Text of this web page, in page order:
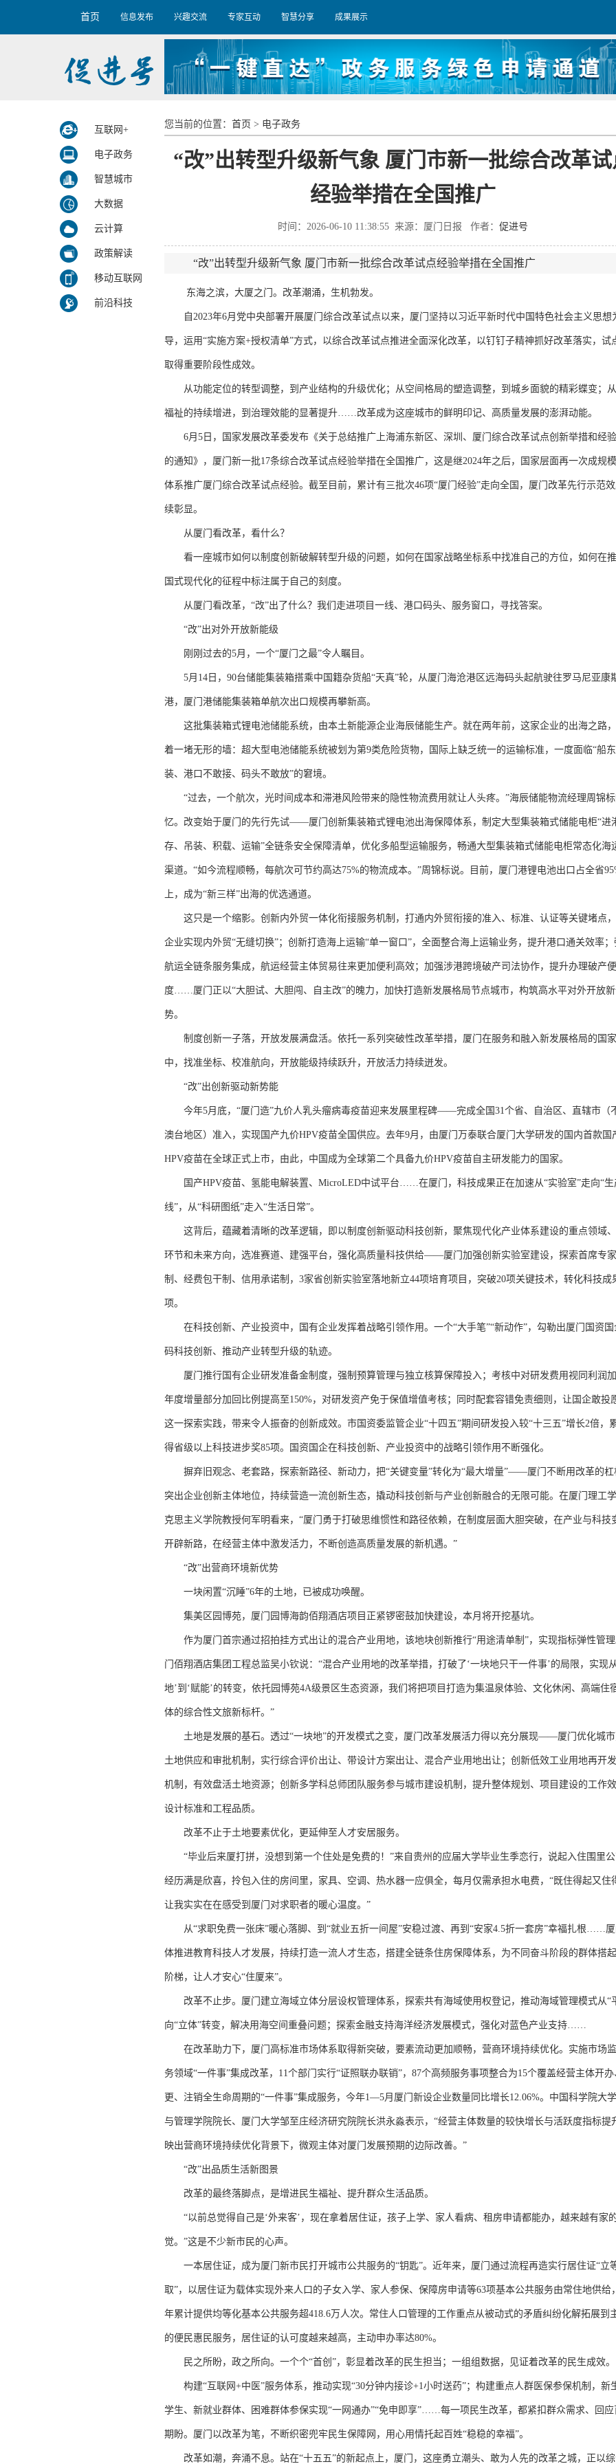
首页 信息发布 兴趣交流 专家互动 智慧分享 成果展示
互联网+
电子政务
智慧城市
大数据
云计算
政策解读
移动互联网
前沿科技
您当前的位置： 首页 > 电子政务
“改”出转型升级新气象 厦门市新一批综合改革试
经验举措在全国推广
时间：2026-06-10 11:38:55 来源：厦门日报 作者： 促进号
“改”出转型升级新气象 厦门市新一批综合改革试点经验举措在全国推广
东海之滨，大厦之门。改革潮涌，生机勃发。
自2023年6月党中央部署开展厦门综合改革试点以来，厦门坚持以习近平新时代中国特色社会主义思想
导，运用“实施方案+授权清单”方式，以综合改革试点推进全面深化改革，以钉钉子精神抓好改革落实，试
取得重要阶段性成效。
从功能定位的转型调整，到产业结构的升级优化；从空间格局的塑造调整，到城乡面貌的精彩蝶变；
福祉的持续增进，到治理效能的显著提升……改革成为这座城市的鲜明印记、高质量发展的澎湃动能。
6月5日，国家发展改革委发布《关于总结推广上海浦东新区、深圳、厦门综合改革试点创新举措和经
的通知》，厦门新一批17条综合改革试点经验举措在全国推广，这是继2024年之后，国家层面再一次成规
体系推广厦门综合改革试点经验。截至目前，累计有三批次46项“厦门经验”走向全国，厦门改革先行示范
续彰显。
从厦门看改革，看什么？
看一座城市如何以制度创新破解转型升级的问题，如何在国家战略坐标系中找准自己的方位，如何在
国式现代化的征程中标注属于自己的刻度。
从厦门看改革，“改”出了什么？我们走进项目一线、港口码头、服务窗口，寻找答案。
“改”出对外开放新能级
刚刚过去的5月，一个“厦门之最”令人瞩目。
5月14日，90台储能集装箱搭乘中国籍杂货船“天真”轮，从厦门海沧港区远海码头起航驶往罗马尼亚康
港，厦门港储能集装箱单航次出口规模再攀新高。
这批集装箱式锂电池储能系统，由本土新能源企业海辰储能生产。就在两年前，这家企业的出海之路
着一堵无形的墙：超大型电池储能系统被划为第9类危险货物，国际上缺乏统一的运输标准，一度面临“船
装、港口不敢接、码头不敢放”的窘境。
“过去，一个航次，光时间成本和滞港风险带来的隐性物流费用就让人头疼。”海辰储能物流经理周锦标
忆。改变始于厦门的先行先试——厦门创新集装箱式锂电池出海保障体系，制定大型集装箱式储能电柜“进
存、吊装、积载、运输”全链条安全保障清单，优化多船型运输服务，畅通大型集装箱式储能电柜常态化海
渠道。“如今流程顺畅，每航次可节约高达75%的物流成本。”周锦标说。目前，厦门港锂电池出口占全省
上，成为“新三样”出海的优选通道。
这只是一个缩影。创新内外贸一体化衔接服务机制，打通内外贸衔接的准入、标准、认证等关键堵点
企业实现内外贸“无缝切换”；创新打造海上运输“单一窗口”，全面整合海上运输业务，提升港口通关效率；
航运全链条服务集成，航运经营主体贸易往来更加便利高效；加强涉港跨境破产司法协作，提升办理破产便
度……厦门正以“大胆试、大胆闯、自主改”的魄力，加快打造新发展格局节点城市，构筑高水平对外开放
势。
制度创新一子落，开放发展满盘活。依托一系列突破性改革举措，厦门在服务和融入新发展格局的国
中，找准坐标、校准航向，开放能级持续跃升，开放活力持续迸发。
“改”出创新驱动新势能
今年5月底，“厦门造”九价人乳头瘤病毒疫苗迎来发展里程碑——完成全国31个省、自治区、直辖市（
澳台地区）准入，实现国产九价HPV疫苗全国供应。去年9月，由厦门万泰联合厦门大学研发的国内首款国
HPV疫苗在全球正式上市，由此，中国成为全球第二个具备九价HPV疫苗自主研发能力的国家。
国产HPV疫苗、氢能电解装置、MicroLED中试平台……在厦门，科技成果正在加速从“实验室”走向“生
线”，从“科研图纸”走入“生活日常”。
这背后，蕴藏着清晰的改革逻辑，即以制度创新驱动科技创新，聚焦现代化产业体系建设的重点领域
环节和未来方向，选准赛道、建强平台，强化高质量科技供给——厦门加强创新实验室建设，探索首席专
制、经费包干制、信用承诺制，3家省创新实验室落地新立44项培育项目，突破20项关键技术，转化科技成
项。
在科技创新、产业投资中，国有企业发挥着战略引领作用。一个“大手笔”“新动作”，勾勒出厦门国资国
码科技创新、推动产业转型升级的轨迹。
厦门推行国有企业研发准备金制度，强制预算管理与独立核算保障投入；考核中对研发费用视同利润加
年度增量部分加回比例提高至150%，对研发资产免于保值增值考核；同时配套容错免责细则，让国企敢投
这一探索实践，带来令人振奋的创新成效。市国资委监管企业“十四五”期间研发投入较“十三五”增长2倍，
得省级以上科技进步奖85项。国资国企在科技创新、产业投资中的战略引领作用不断强化。
摒弃旧观念、老套路，探索新路径、新动力，把“关键变量”转化为“最大增量”——厦门不断用改革的杠
突出企业创新主体地位，持续营造一流创新生态，撬动科技创新与产业创新融合的无限可能。在厦门理工
克思主义学院教授何军明看来，“厦门勇于打破思维惯性和路径依赖，在制度层面大胆突破，在产业与科技
开辟新路，在经营主体中激发活力，不断创造高质量发展的新机遇。”
“改”出营商环境新优势
一块闲置“沉睡”6年的土地，已被成功唤醒。
集美区园博苑，厦门园博海韵佰翔酒店项目正紧锣密鼓加快建设，本月将开挖基坑。
作为厦门首宗通过招拍挂方式出让的混合产业用地，该地块创新推行“用途清单制”，实现指标弹性管
门佰翔酒店集团工程总监吴小钦说：“混合产业用地的改革举措，打破了‘一块地只干一件事’的局限，实现
地’到‘赋能’的转变，依托园博苑4A级景区生态资源，我们将把项目打造为集温泉体验、文化休闲、高端住
体的综合性文旅新标杆。”
土地是发展的基石。透过“一块地”的开发模式之变，厦门改革发展活力得以充分展现——厦门优化城
土地供应和审批机制，实行综合评价出让、带设计方案出让、混合产业用地出让；创新低效工业用地再开
机制，有效盘活土地资源；创新多学科总师团队服务参与城市建设机制，提升整体规划、项目建设的工作效
设计标准和工程品质。
改革不止于土地要素优化，更延伸至人才安居服务。
“毕业后来厦打拼，没想到第一个住处是免费的！”来自贵州的应届大学毕业生季恋行，说起入住围里
经历满是欣喜，拎包入住的房间里，家具、空调、热水器一应俱全，每月仅需承担水电费，“既住得起又住
让我实实在在感受到厦门对求职者的暖心温度。”
从“求职免费一张床”暖心落脚、到“就业五折一间屋”安稳过渡、再到“安家4.5折一套房”幸福扎根……
体推进教育科技人才发展，持续打造一流人才生态，搭建全链条住房保障体系，为不同奋斗阶段的群体搭
阶梯，让人才安心“住厦来”。
改革不止步。厦门建立海域立体分层设权管理体系，探索共有海域使用权登记，推动海域管理模式从“
向“立体”转变，解决用海空间重叠问题；探索金融支持海洋经济发展模式，强化对蓝色产业支持……
在改革助力下，厦门高标准市场体系取得新突破，要素流动更加顺畅，营商环境持续优化。实施市场
务领域“一件事”集成改革，11个部门实行“证照联办联销”，87个高频服务事项整合为15个覆盖经营主体开办
更、注销全生命周期的“一件事”集成服务，今年1—5月厦门新设企业数量同比增长12.06%。中国科学院大
与管理学院院长、厦门大学邹至庄经济研究院院长洪永淼表示，“经营主体数量的较快增长与活跃度指标提
映出营商环境持续优化背景下，微观主体对厦门发展预期的边际改善。”
“改”出品质生活新图景
改革的最终落脚点，是增进民生福祉、提升群众生活品质。
“以前总觉得自己是‘外来客’，现在拿着居住证，孩子上学、家人看病、租房申请都能办，越来越有家
觉。”这是不少新市民的心声。
一本居住证，成为厦门新市民打开城市公共服务的“钥匙”。近年来，厦门通过流程再造实行居住证“立
取”，以居住证为载体实现外来人口的子女入学、家人参保、保障房申请等63项基本公共服务由常住地供给
年累计提供均等化基本公共服务超418.6万人次。常住人口管理的工作重点从被动式的矛盾纠纷化解拓展到
的便民惠民服务，居住证的认可度越来越高，主动申办率达80%。
民之所盼，政之所向。一个个“首创”，彰显着改革的民生担当；一组组数据，见证着改革的民生成效。
构建“互联网+中医”服务体系，推动实现“30分钟内接诊+1小时送药”；构建重点人群医保参保机制，新
学生、新就业群体、困难群体参保实现“一网通办”“免申即享”……每一项民生改革，都紧扣群众需求、回应
期盼。厦门以改革为笔，不断织密兜牢民生保障网，用心用情托起百姓“稳稳的幸福”。
改革如潮，奔涌不息。站在“十五五”的新起点上，厦门，这座勇立潮头、敢为人先的改革之城，正以